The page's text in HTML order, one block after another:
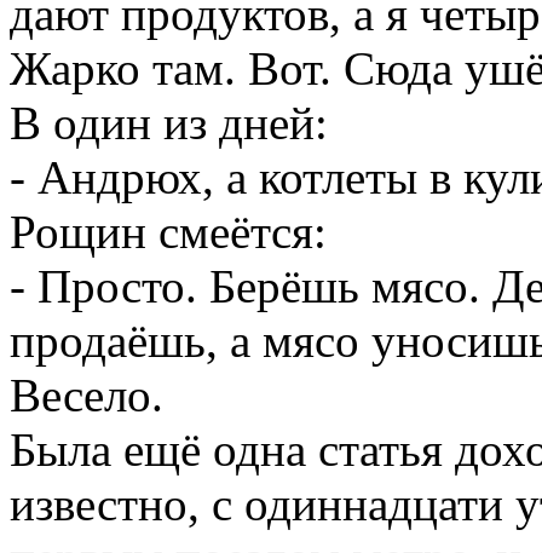
Рощин смеётся:
- Просто. Берёшь мясо.
продаёшь, а мясо
Весело.
Была ещё одна статья
известно, с одиннадцати
первым поездом метро, и
часов утра. На полочку
пустой стакан. Его было
попить квасу в шесть